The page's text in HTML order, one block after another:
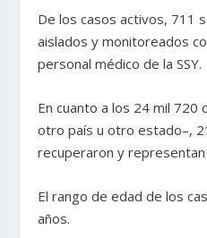
De los casos activos, 711
aislados y monitoreados
personal médico de la SSY.
En cuanto a los 24 mil 720
otro país u otro estado–,
recuperaron y
El rango de edad de los
años.